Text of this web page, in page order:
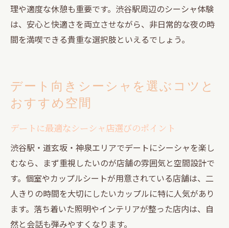
理や適度な休憩も重要です。渋谷駅周辺のシーシャ体験
は、安心と快適さを両立させながら、非日常的な夜の時
間を満喫できる貴重な選択肢といえるでしょう。
デート向きシーシャを選ぶコツと
おすすめ空間
デートに最適なシーシャ店選びのポイント
渋谷駅・道玄坂・神泉エリアでデートにシーシャを楽し
むなら、まず重視したいのが店舗の雰囲気と空間設計で
す。個室やカップルシートが用意されている店舗は、二
人きりの時間を大切にしたいカップルに特に人気があり
ます。落ち着いた照明やインテリアが整った店内は、自
然と会話も弾みやすくなります。